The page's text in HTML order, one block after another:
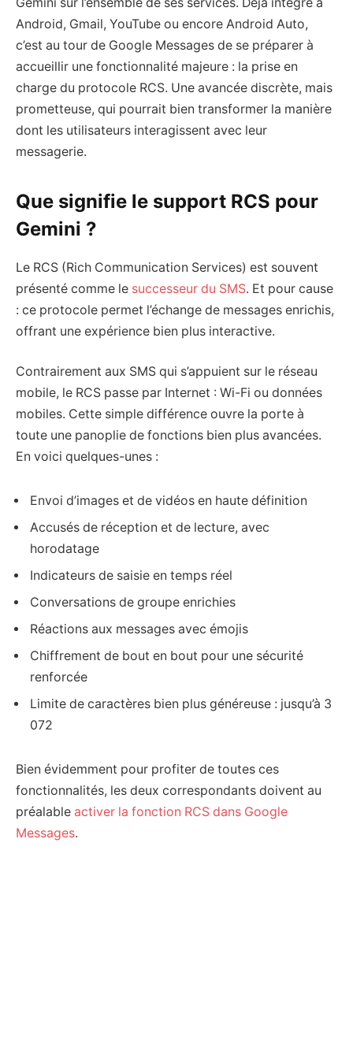
Android, Gmail, YouTube ou encore Android Auto,
c’est au tour de Google Messages de se préparer à
accueillir une fonctionnalité majeure : la prise en
charge du protocole RCS. Une avancée discrète, mais
prometteuse, qui pourrait bien transformer la manière
dont les utilisateurs interagissent avec leur
messagerie.
Que signifie le support RCS pour
Gemini ?
Le RCS (Rich Communication Services) est souvent
présenté comme le successeur du SMS. Et pour cause
: ce protocole permet l’échange de messages enrichis,
offrant une expérience bien plus interactive.
Contrairement aux SMS qui s’appuient sur le réseau
mobile, le RCS passe par Internet : Wi-Fi ou données
mobiles. Cette simple différence ouvre la porte à
toute une panoplie de fonctions bien plus avancées.
En voici quelques-unes :
Envoi d’images et de vidéos en haute définition
Accusés de réception et de lecture, avec
horodatage
Indicateurs de saisie en temps réel
Conversations de groupe enrichies
Réactions aux messages avec émojis
Chiffrement de bout en bout pour une sécurité
renforcée
Limite de caractères bien plus généreuse : jusqu’à 3
072
Bien évidemment pour profiter de toutes ces
fonctionnalités, les deux correspondants doivent au
préalable activer la fonction RCS dans Google
Messages.